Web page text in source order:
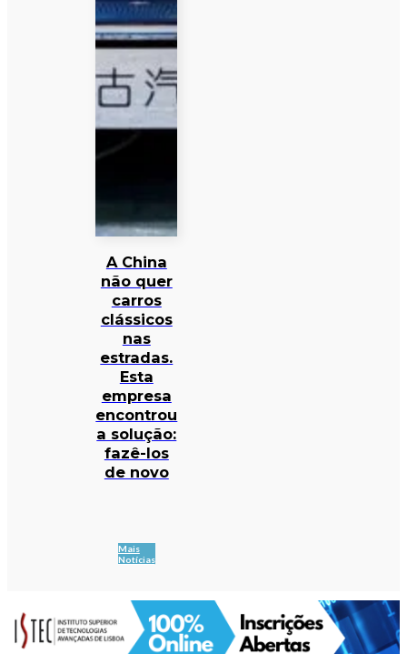
A China
não quer
carros
clássicos
nas
estradas.
Esta
empresa
encontrou
a solução:
fazê-los
de novo
Mais
Notícias